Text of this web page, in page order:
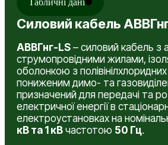
Табличні дані
Силовий кабель
АВВГнг-LS – силовий кабель з
струмопровідними жилами,
оболонкою з
пониженим димо- та
призначений для передачі та
електричної енергії в
електроустановках на
кВ та 1 кВ частотою 50 Гц.